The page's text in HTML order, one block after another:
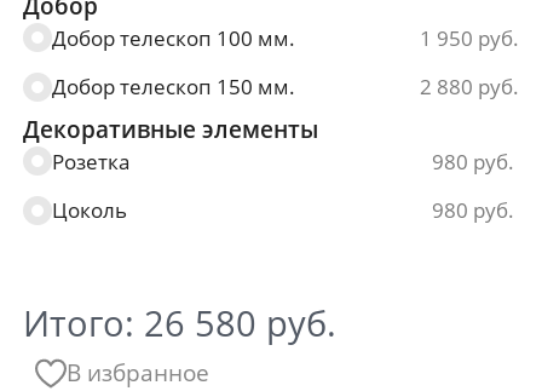
Добор телескоп 100 мм.
1 950
Добор телескоп 150 мм.
2 880
Декоративные элементы
Розетка
980
Цоколь
980
Итого: 26 580 руб.
В избранное